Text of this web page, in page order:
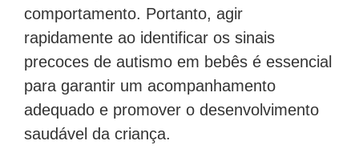
comportamento. Portanto, agir
rapidamente ao identificar os sinais
precoces de autismo em bebês é essencial
para garantir um acompanhamento
adequado e promover o desenvolvimento
saudável da criança.